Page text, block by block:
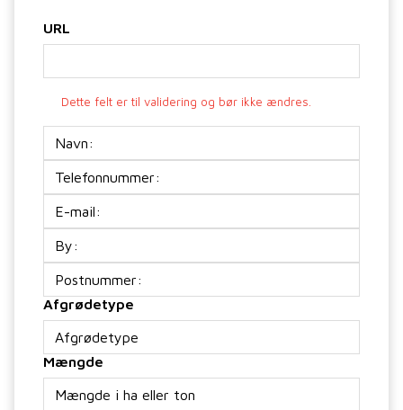
URL
Dette felt er til validering og bør ikke ændres.
mail(Påkrævet)
Afgrødetype
Mængde